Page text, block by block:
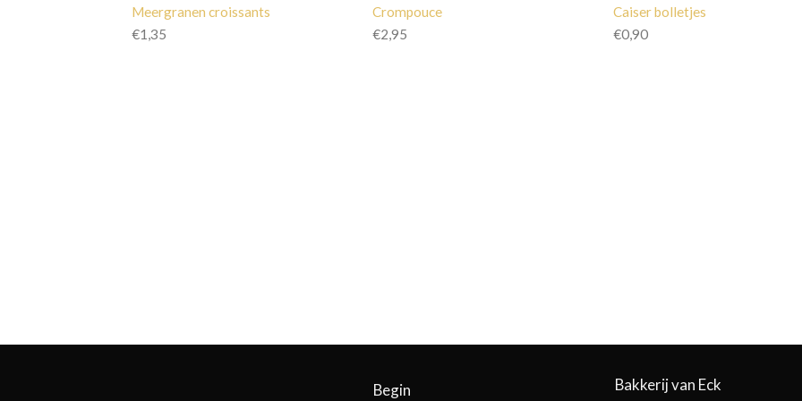
Meergranen croissants
€1,35
Crompouce
€2,95
Caiser bolletjes
€0,90
Begin Bakkerij van Eck